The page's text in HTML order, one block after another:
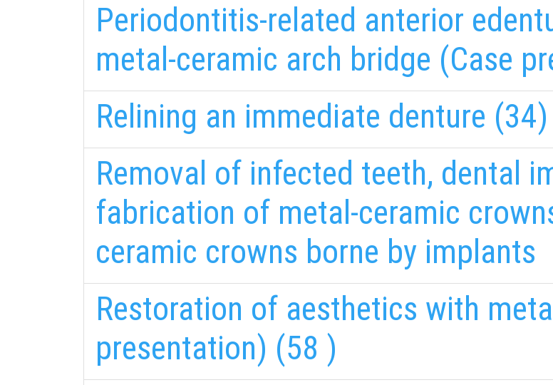
Periodontitis-related anterior
metal-ceramic arch bridge (Case
Relining an immediate denture (34)
Removal of infected teeth, dental
fabrication of metal-ceramic
ceramic crowns borne by implants
Restoration of aesthetics with
presentation) (58 )